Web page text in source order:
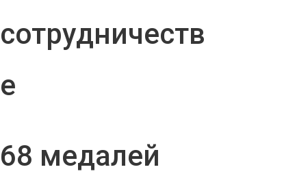
сотрудничеств
е
68 медалей